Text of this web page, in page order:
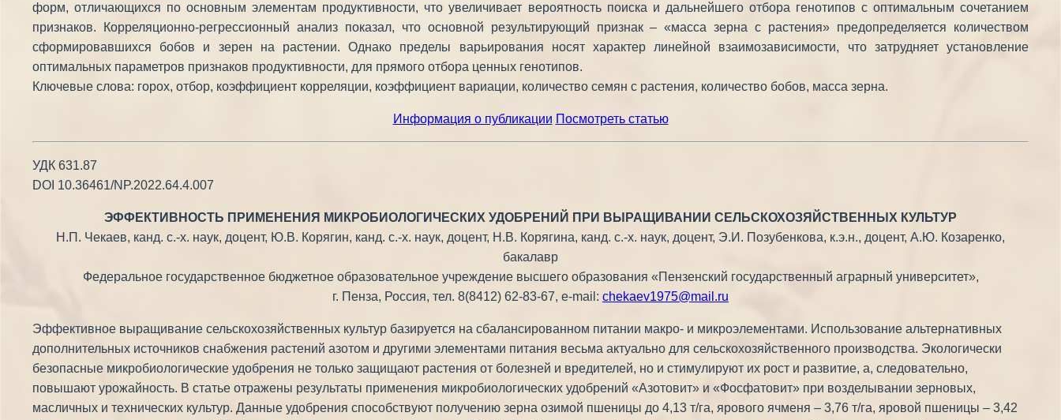
форм, отличающихся по основным элементам продуктивности, что увеличивает вероятность поиска и дальнейшего отбора генотипов с оптимальным сочетанием
признаков. Корреляционно-регрессионный анализ показал, что основной результирующий признак – «масса зерна с растения» предопределяется количеством
сформировавшихся бобов и зерен на растении. Однако пределы варьирования носят характер линейной взаимозависимости, что затрудняет установление
оптимальных параметров признаков продуктивности, для прямого отбора ценных генотипов.
Ключевые слова: горох, отбор, коэффициент корреляции, коэффициент вариации, количество семян с растения, количество бобов, масса зерна.
Информация о публикации Посмотреть статью
УДК 631.87
DOI 10.36461/NP.2022.64.4.007
ЭФФЕКТИВНОСТЬ ПРИМЕНЕНИЯ МИКРОБИОЛОГИЧЕСКИХ УДОБРЕНИЙ ПРИ ВЫРАЩИВАНИИ СЕЛЬСКОХОЗЯЙСТВЕННЫХ КУЛЬТУР
Н.П. Чекаев, канд. с.-х. наук, доцент, Ю.В. Корягин, канд. с.-х. наук, доцент, Н.В. Корягина, канд. с.-х. наук, доцент, Э.И. Позубенкова, к.э.н., доцент, А.Ю. Козаренко,
бакалавр
Федеральное государственное бюджетное образовательное учреждение высшего образования «Пензенский государственный аграрный университет»,
г. Пенза, Россия, тел. 8(8412) 62-83-67, e-mail: chekaev1975@mail.ru
Эффективное выращивание сельскохозяйственных культур базируется на сбалансированном питании макро- и микроэлементами. Использование альтернативных
дополнительных источников снабжения растений азотом и другими элементами питания весьма актуально для сельскохозяйственного производства. Экологически
безопасные микробиологические удобрения не только защищают растения от болезней и вредителей, но и стимулируют их рост и развитие, а, следовательно,
повышают урожайность. В статье отражены результаты применения микробиологических удобрений «Азотовит» и «Фосфатовит» при возделывании зерновых,
масличных и технических культур. Данные удобрения способствуют получению зерна озимой пшеницы до 4,13 т/га, ярового ячменя – 3,76 т/га, яровой пшеницы – 3,42